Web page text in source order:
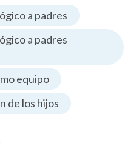
a padres
a padres
equipo
de los hijos